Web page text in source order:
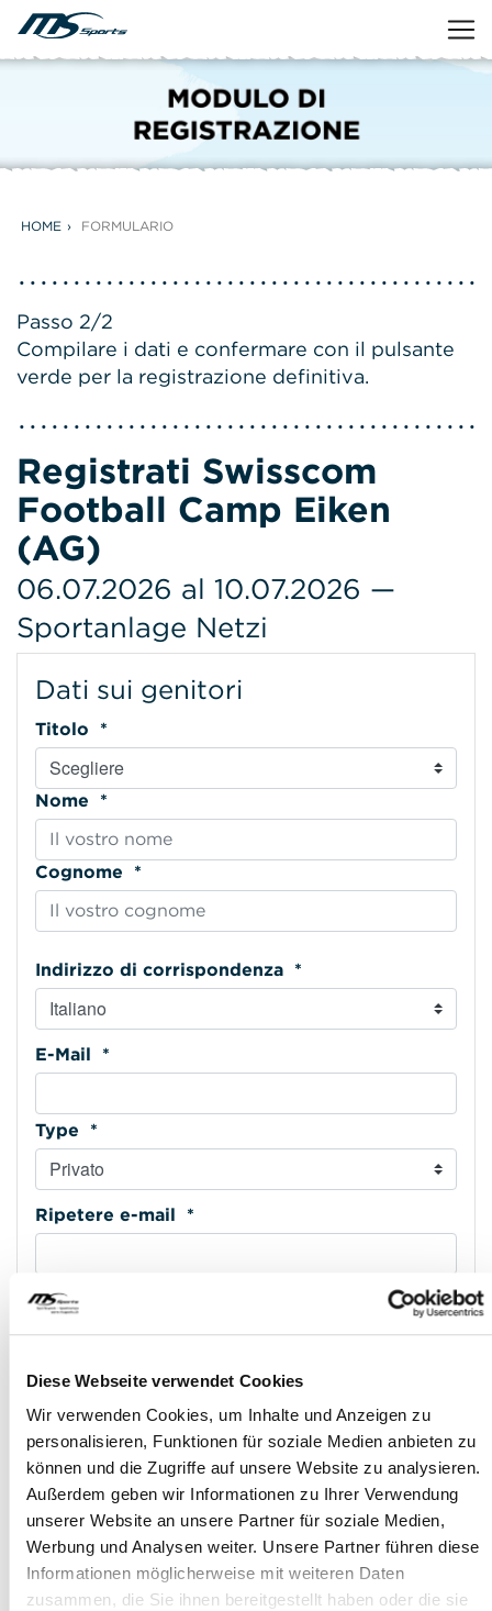
Diese Webseite verwendet Cookies
Wir verwenden Cookies, um Inhalte und Anzeigen zu
personalisieren, Funktionen für soziale Medien anbieten zu
können und die Zugriffe auf unsere Website zu analysieren.
Außerdem geben wir Informationen zu Ihrer Verwendung
unserer Website an unsere Partner für soziale Medien,
Werbung und Analysen weiter. Unsere Partner führen diese
Informationen möglicherweise mit weiteren Daten
zusammen, die Sie ihnen bereitgestellt haben oder die sie
HOME FORMULARIO
Passo 2/2
Compilare i dati e confermare con il pulsante
verde per la registrazione definitiva.
Registrati Swisscom
Football Camp Eiken
(AG)
06.07.2026 al 10.07.2026 —
Sportanlage Netzi
Dati sui genitori
Titolo *
Nome *
Cognome *
Indirizzo di corrispondenza *
E-Mail *
Type *
Ripetere e-mail *
Type *
Indirizzo riga 1 *
CAP *